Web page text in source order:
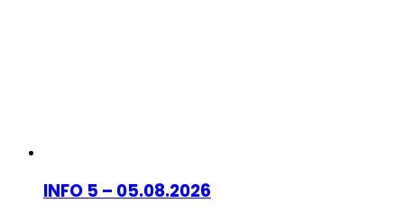
INFO 5 – 05.08.2026